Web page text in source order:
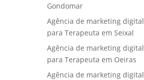
Gondomar
Agência de marketing digital
para Terapeuta em Seixal
Agência de marketing digital
para Terapeuta em Oeiras
Agência de marketing digital